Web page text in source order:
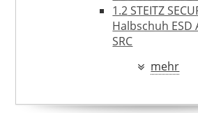
1.2STEITZ
Halbschuh ESD
SRC
Sicherheits-
Sicherheitsschuhe
mehr